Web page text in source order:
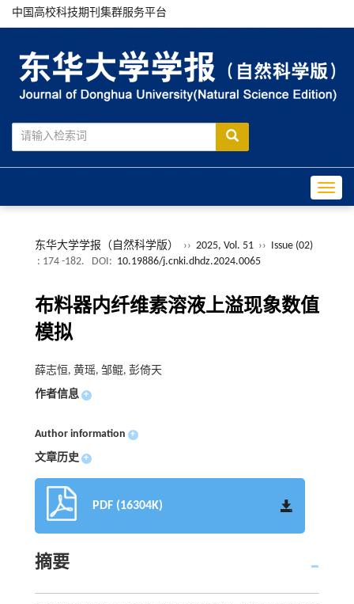
中国高校科技期刊集群服务平台
东华大学学报（自然科学版） ›› 2025, Vol. 51 ›› Issue (02)
: 174 -182.
DOI: 10.19886/j.cnki.dhdz.2024.0065
布料器内纤维素溶液上溢现象数值
模拟
薛志恒, 黄瑶, 邹鲲, 彭倚天
作者信息 +
Author information +
文章历史 +
PDF (16304K)
摘要